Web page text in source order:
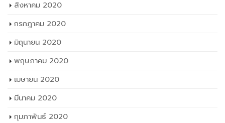
สิงหาคม 2020
กรกฎาคม 2020
มิถุนายน 2020
พฤษภาคม 2020
เมษายน 2020
มีนาคม 2020
กุมภาพันธ์ 2020